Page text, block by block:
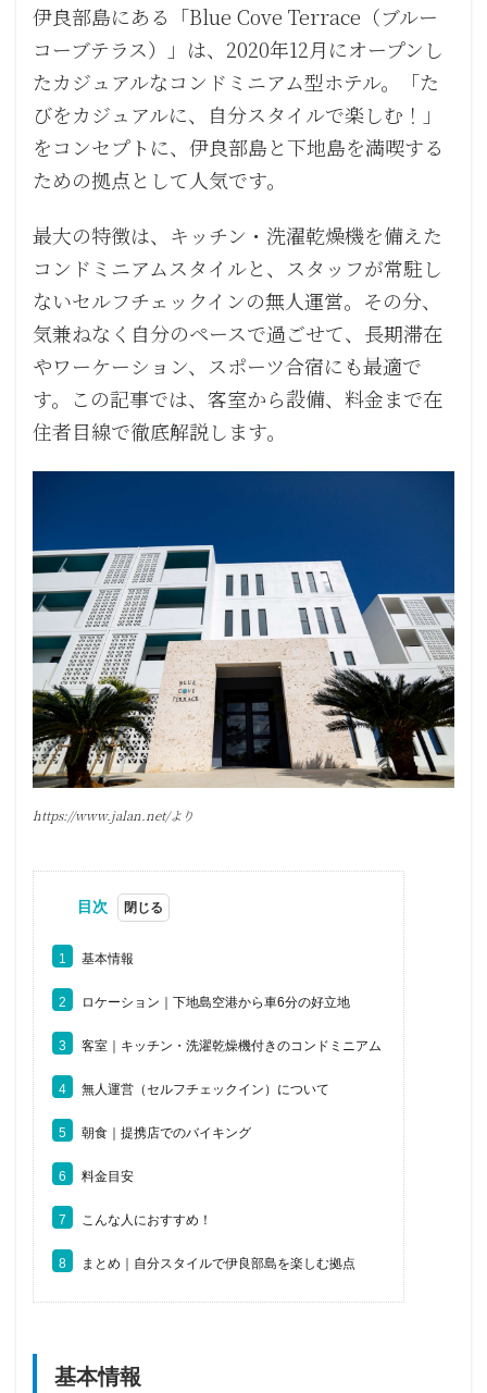
伊良部島にある「Blue Cove Terrace（ブルー
コーブテラス）」は、2020年12月にオープンし
たカジュアルなコンドミニアム型ホテル。「た
びをカジュアルに、自分スタイルで楽しむ！」
をコンセプトに、伊良部島と下地島を満喫する
ための拠点として人気です。
最大の特徴は、キッチン・洗濯乾燥機を備えた
コンドミニアムスタイルと、スタッフが常駐し
ないセルフチェックインの無人運営。その分、
気兼ねなく自分のペースで過ごせて、長期滞在
やワーケーション、スポーツ合宿にも最適で
す。この記事では、客室から設備、料金まで在
住者目線で徹底解説します。
https://www.jalan.net/より
目次
1 基本情報
2 ロケーション｜下地島空港から車6分の好立地
3 客室｜キッチン・洗濯乾燥機付きのコンドミニアム
4 無人運営（セルフチェックイン）について
5 朝食｜提携店でのバイキング
6 料金目安
7 こんな人におすすめ！
8 まとめ｜自分スタイルで伊良部島を楽しむ拠点
基本情報